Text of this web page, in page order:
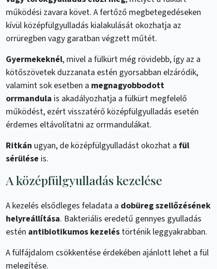
működési zavara követ. A fertőző megbetegedéseken
kívül középfülgyulladás kialakulását okozhatja az
orrüregben vagy garatban végzett műtét.
Gyermekeknél, mivel a fülkürt még rövidebb, így az a
kötőszövetek duzzanata estén gyorsabban elzáródik,
valamint sok esetben a megnagyobbodott
orrmandula is akadályozhatja a fülkürt megfelelő
működést, ezért visszatérő középfülgyulladás esetén
érdemes eltávolítatni az orrmandulákat.
Ritkán ugyan, de középfülgyulladást okozhat a fül
sérülése is.
A középfülgyulladás kezelése
A kezelés elsődleges feladata a dobüreg szellőzésének
helyreállítása. Bakteriális eredetű gennyes gyulladás
estén antibiotikumos kezelés történik leggyakrabban.
A fülfájdalom csökkentése érdekében ajánlott lehet a fül
melegítése.